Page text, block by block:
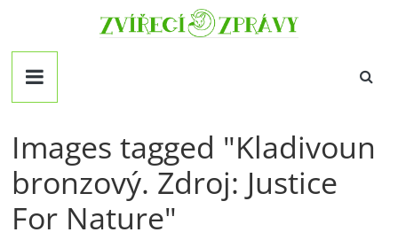
obsahZvirecizpravy.cz
pro
všechny
zvířat
Images tagged "Kladivoun
bronzový. Zdroj: Justice
For Nature"